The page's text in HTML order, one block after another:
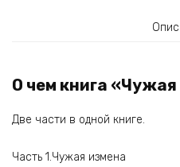
О чем книга
Две части в одной книге.
Часть 1.Чужая измена